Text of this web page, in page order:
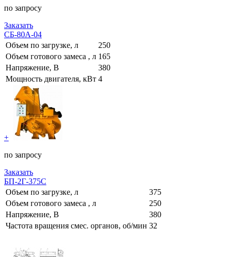
по запросу
Заказать
СБ-80А-04
Объем по загрузке, л
250
Объем готового замеса , л 165
Напряжение, В
380
Мощность двигателя, кВт 4
+
по запросу
Заказать
БП-2Г-375С
Объем по загрузке, л
375
Объем готового замеса , л
250
Напряжение, В
380
Частота вращения смес. органов, об/мин 32